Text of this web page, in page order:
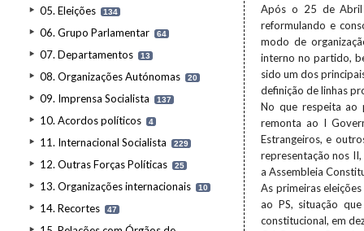
05. Eleições 134
06. Grupo Parlamentar 64
07. Departamentos 13
08. Organizações Autónomas 20
09. Imprensa Socialista 137
10. Acordos políticos 4
11. Internacional Socialista 229
12. Outras Forças Políticas 25
13. Organizações internacionais 10
14. Recortes 47
Após o 25 de Abril
reformulando e
modo de
interno no partido,
sido um dos
definição de linhas
No que respeita ao
remonta ao I
Estrangeiros, e
representação nos
a Assembleia
As primeiras
ao PS, situação
constitucional, em